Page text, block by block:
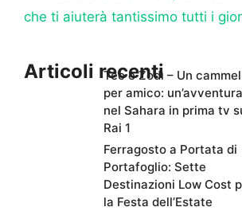
che ti aiuterà tantissimo tutti i
Articoli recenti
Teo e Zodì – Un
per amico: un’avventura
nel Sahara in prima tv
Rai 1
Ferragosto a Portata di
Portafoglio: Sette
Destinazioni Low Cost
la Festa dell’Estate